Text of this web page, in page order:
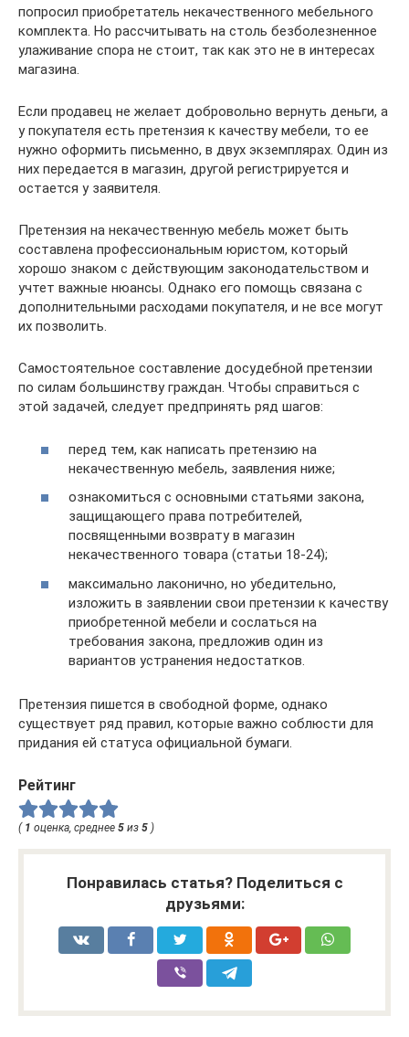
попросил приобретатель некачественного мебельного
комплекта. Но рассчитывать на столь безболезненное
улаживание спора не стоит, так как это не в интересах
магазина.
Если продавец не желает добровольно вернуть деньги, а
у покупателя есть претензия к качеству мебели, то ее
нужно оформить письменно, в двух экземплярах. Один из
них передается в магазин, другой регистрируется и
остается у заявителя.
Претензия на некачественную мебель может быть
составлена профессиональным юристом, который
хорошо знаком с действующим законодательством и
учтет важные нюансы. Однако его помощь связана с
дополнительными расходами покупателя, и не все могут
их позволить.
Самостоятельное составление досудебной претензии
по силам большинству граждан. Чтобы справиться с
этой задачей, следует предпринять ряд шагов:
перед тем, как написать претензию на
некачественную мебель, заявления ниже;
ознакомиться с основными статьями закона,
защищающего права потребителей,
посвященными возврату в магазин
некачественного товара (статьи 18-24);
максимально лаконично, но убедительно,
изложить в заявлении свои претензии к качеству
приобретенной мебели и сослаться на
требования закона, предложив один из
вариантов устранения недостатков.
Претензия пишется в свободной форме, однако
существует ряд правил, которые важно соблюсти для
придания ей статуса официальной бумаги.
Рейтинг
( 1 оценка, среднее 5 из 5 )
Понравилась статья? Поделиться с
друзьями: